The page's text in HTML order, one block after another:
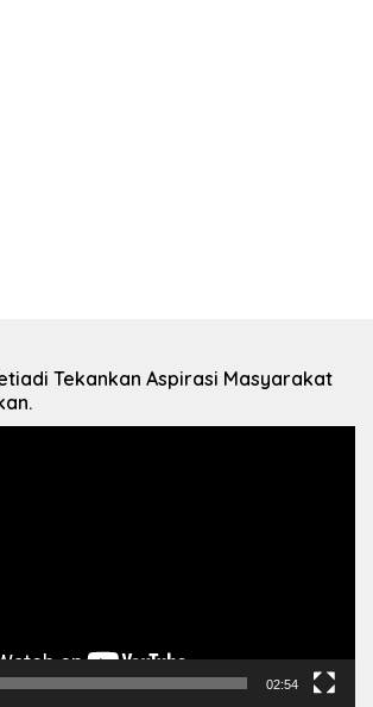
Tekankan Aspirasi Masyarakat
02:54